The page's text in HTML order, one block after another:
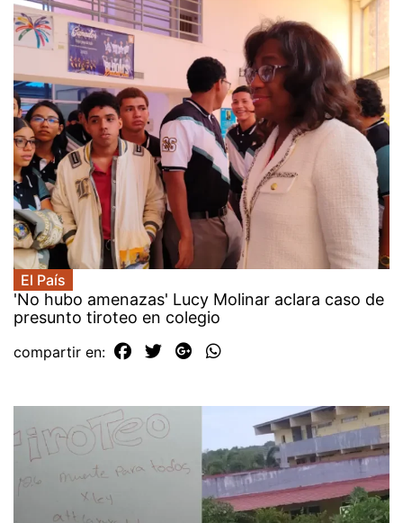
El País
'No hubo amenazas' Lucy Molinar aclara caso de
presunto tiroteo en colegio
compartir en: